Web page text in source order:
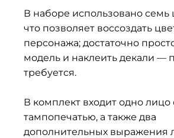
В наборе использовано семь
что позволяет воссоздать
персонажа; достаточно
модель и наклеить декали —
требуется.
В комплект входит одно лицо
тампопечатью, а также два
дополнительных выражения